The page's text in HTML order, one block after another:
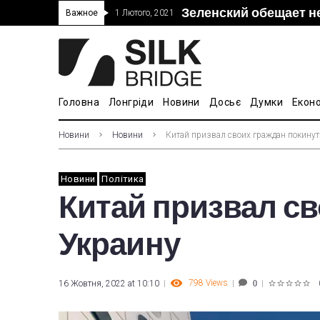
Важное 1 Лютого, 2021 Зеленский обещает
Прошло 5-тое
“Дочка” Beijing
В Украине ввели
Головна Лонгріди Новини Досьє Думки
Новини Новини Китай призвал своих граждан
Новини Політика
Китай призвал
Украину
16 Жовтня, 2022 at 10:10 798 Views 0